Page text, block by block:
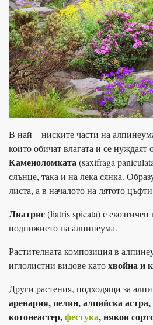
В най – ниските части на
които обичат влагата и се нуждаят
Каменоломката(saxifraga
слънце, така и на лека сянка.
листа, а в началото на лятото
Лиатрис(liatris spicata) е
подножието на алпинеума.
Растителната композиция в
иглолистни видове катохвойна и
Други растения, подходящи за
аренария, пелин, алпийска
котонеастер,фестука, някои